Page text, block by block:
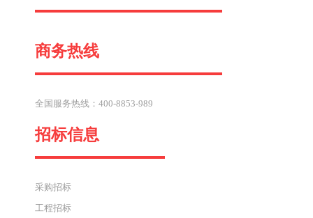
商务热线
全国服务热线：400-8853-989
招标信息
采购招标
工程招标